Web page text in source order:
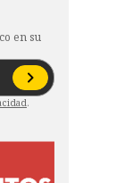
en su
.